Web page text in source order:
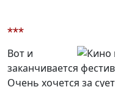
***
Вот и
заканчивается
Очень хочется за